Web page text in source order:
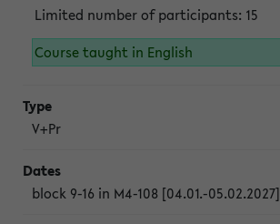
Limited number of participants: 15
Course taught in English
V+Pr
block 9-16 in M4-108 [04.01.-05.02.2027]